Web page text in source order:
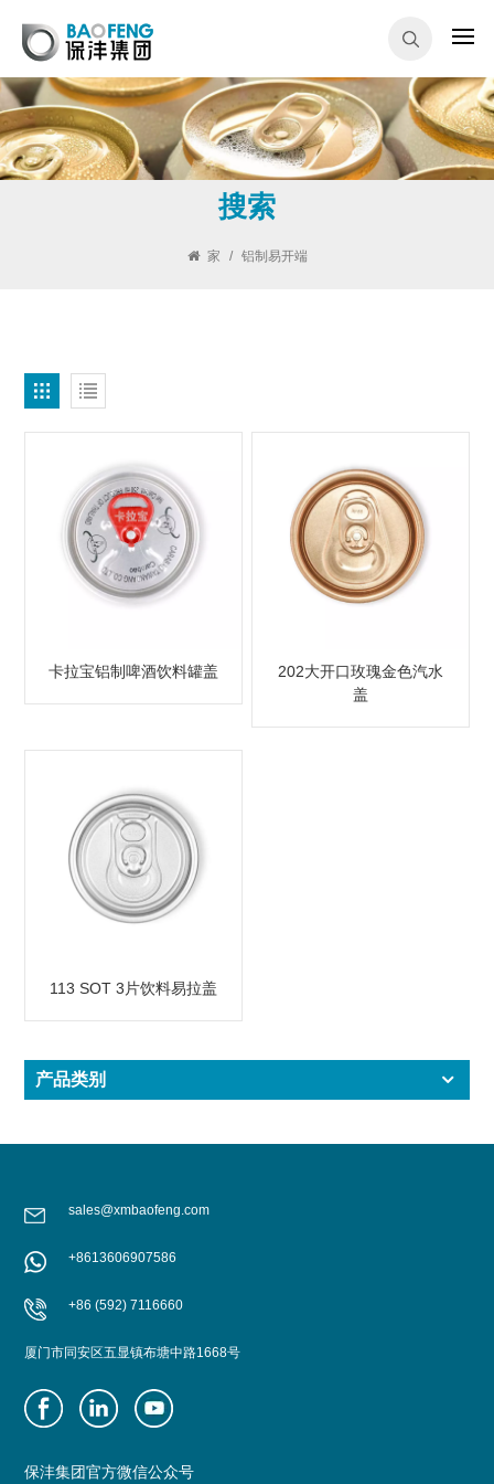
搜索
家 / 铝制易开端
卡拉宝铝制啤酒饮料罐盖
202大开口玫瑰金色汽水
盖
113 SOT 3片饮料易拉盖
产品类别
sales@xmbaofeng.com
+8613606907586
+86 (592) 7116660
厦门市同安区五显镇布塘中路1668号
保沣集团官方微信公众号